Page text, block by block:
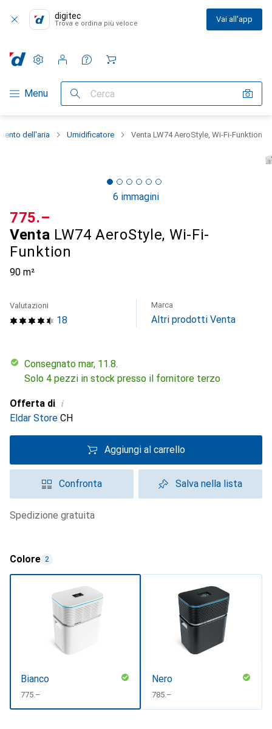
digitec
Trova e ordina più veloce Vai all'app
Categoria Navigazione
Menu Cerca
Impostazioni
Conto cliente
Liste di confronto
Liste dei desideri
Carrello
dell'aria Umidificatore Venta LW74 AeroStyle, Wi-Fi-Funktion
6 immagini
Venta LW74 AeroStyle, Wi-Fi-
Funktion
90 m²
CHF
775.–
18
Valutazioni Marca
Altri prodotti Venta
Consegnato mar, 11.8.
Solo 4 pezzi in stock presso il fornitore terzo
Offerta di i
Eldar Store CH
Aggiungi al carrello
Confronta Salva nella lista
spedizione gratuita
Colore 2
Bianco
CHF
775.–
Nero
CHF
785.–